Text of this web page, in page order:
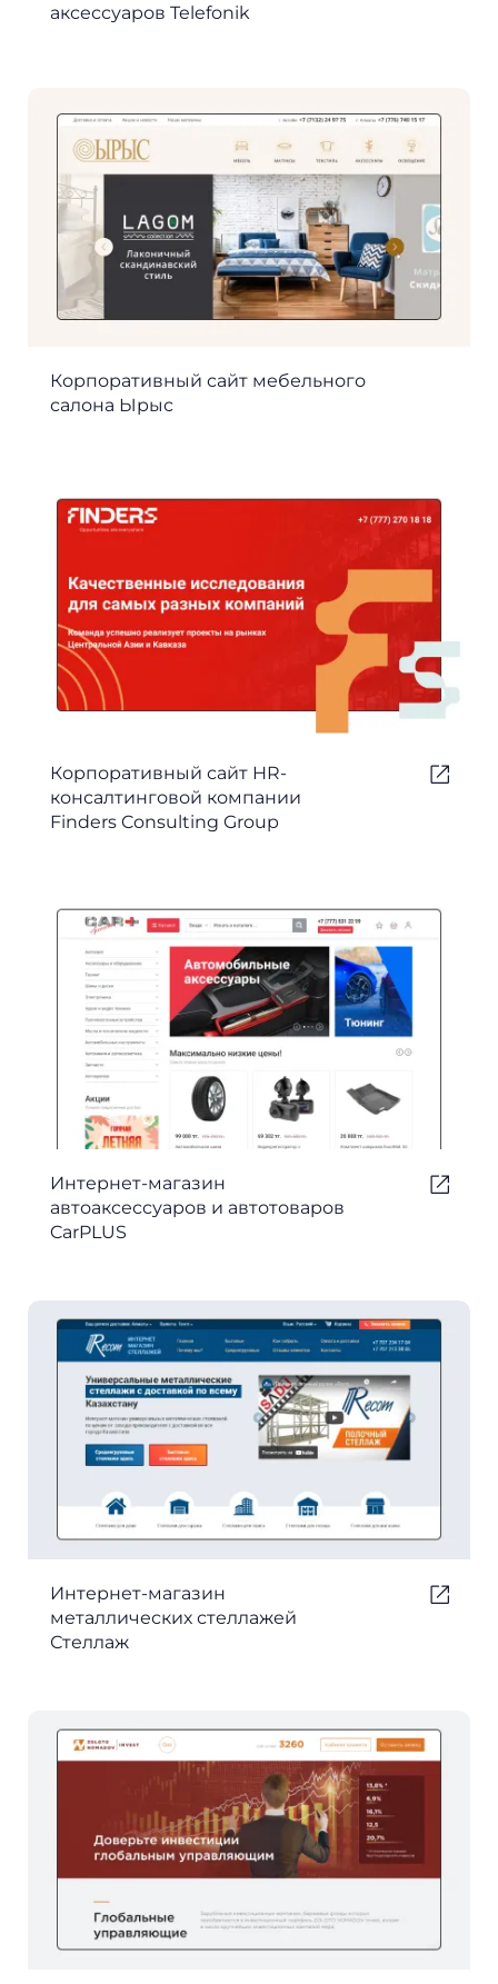
аксессуаров Telefonik
Корпоративный сайт мебельного
салона Ырыс
Корпоративный сайт HR-
консалтинговой компании
Finders Consulting Group
Интернет-магазин
автоаксессуаров и автотоваров
CarPLUS
Интернет-магазин
металлических стеллажей
Стеллаж